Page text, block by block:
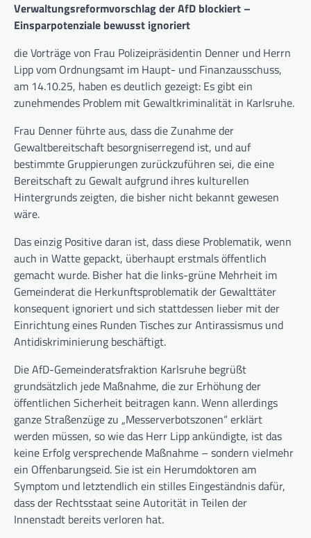
Verwaltungsreformvorschlag der AfD blockiert –
Einsparpotenziale bewusst ignoriert
die Vorträge von Frau Polizeipräsidentin Denner und Herrn
Lipp vom Ordnungsamt im Haupt- und Finanzausschuss,
am 14.10.25, haben es deutlich gezeigt: Es gibt ein
zunehmendes Problem mit Gewaltkriminalität in Karlsruhe.
Frau Denner führte aus, dass die Zunahme der
Gewaltbereitschaft besorgniserregend ist, und auf
bestimmte Gruppierungen zurückzuführen sei, die eine
Bereitschaft zu Gewalt aufgrund ihres kulturellen
Hintergrunds zeigten, die bisher nicht bekannt gewesen
wäre.
Das einzig Positive daran ist, dass diese Problematik, wenn
auch in Watte gepackt, überhaupt erstmals öffentlich
gemacht wurde. Bisher hat die links-grüne Mehrheit im
Gemeinderat die Herkunftsproblematik der Gewalttäter
konsequent ignoriert und sich stattdessen lieber mit der
Einrichtung eines Runden Tisches zur Antirassismus und
Antidiskriminierung beschäftigt.
Die AfD-Gemeinderatsfraktion Karlsruhe begrüßt
grundsätzlich jede Maßnahme, die zur Erhöhung der
öffentlichen Sicherheit beitragen kann. Wenn allerdings
ganze Straßenzüge zu „Messerverbotszonen“ erklärt
werden müssen, so wie das Herr Lipp ankündigte, ist das
keine Erfolg versprechende Maßnahme – sondern vielmehr
ein Offenbarungseid. Sie ist ein Herumdoktoren am
Symptom und letztendlich ein stilles Eingeständnis dafür,
dass der Rechtsstaat seine Autorität in Teilen der
Innenstadt bereits verloren hat.